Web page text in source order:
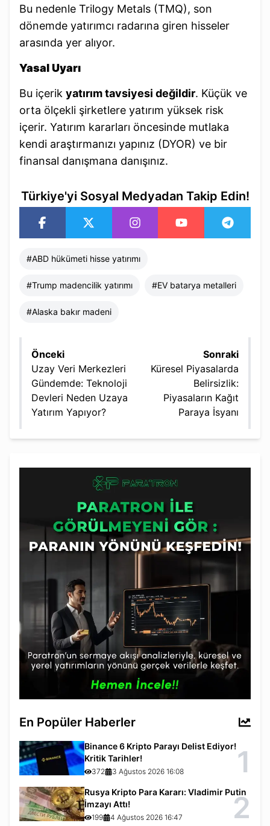
Bu nedenle Trilogy Metals (TMQ), son
dönemde yatırımcı radarına giren hisseler
arasında yer alıyor.
Yasal Uyarı
Bu içerik yatırım tavsiyesi değildir. Küçük ve
orta ölçekli şirketlere yatırım yüksek risk
içerir. Yatırım kararları öncesinde mutlaka
kendi araştırmanızı yapınız (DYOR) ve bir
finansal danışmana danışınız.
Türkiye'yi Sosyal Medyadan Takip Edin!
#ABD hükümeti hisse yatırımı
#Trump madencilik yatırımı #EV batarya metalleri
#Alaska bakır madeni
Önceki
Uzay Veri Merkezleri
Gündemde: Teknoloji
Devleri Neden Uzaya
Yatırım Yapıyor?
Sonraki
Küresel Piyasalarda
Belirsizlik:
Piyasaların Kağıt
Paraya İsyanı
En Popüler Haberler
Binance 6 Kripto Parayı Delist Ediyor!
Kritik Tarihler!
372 3 Ağustos 2026 16:08 1
Rusya Kripto Para Kararı: Vladimir Putin
İmzayı Attı!
199 4 Ağustos 2026 16:47 2